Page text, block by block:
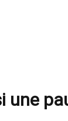
une